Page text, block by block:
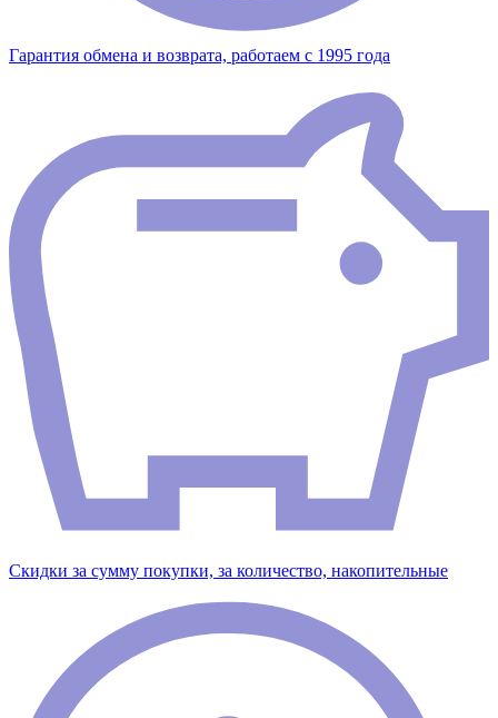
Гарантия обмена и возврата, работаем с 1995 года
Скидки за сумму покупки, за количество, накопительные